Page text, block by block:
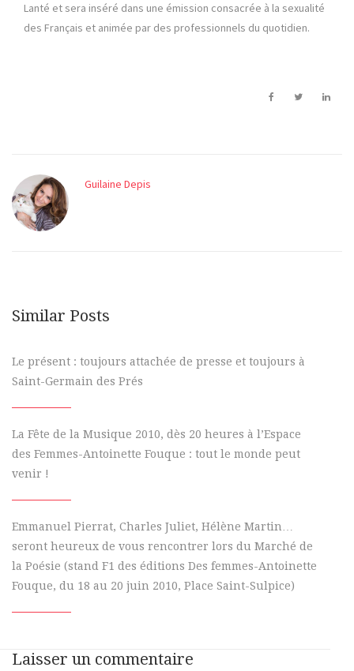
Lanté et sera inséré dans une émission consacrée à la sexualité
des Français et animée par des professionnels du quotidien.
Guilaine Depis
Similar Posts
Le présent : toujours attachée de presse et toujours à
Saint-Germain des Prés
La Fête de la Musique 2010, dès 20 heures à l’Espace
des Femmes-Antoinette Fouque : tout le monde peut
venir !
Emmanuel Pierrat, Charles Juliet, Hélène Martin…
seront heureux de vous rencontrer lors du Marché de
la Poésie (stand F1 des éditions Des femmes-Antoinette
Fouque, du 18 au 20 juin 2010, Place Saint-Sulpice)
Laisser un commentaire